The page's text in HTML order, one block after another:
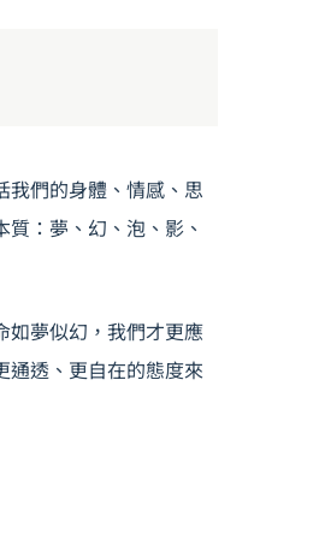
我們的身體、情感、思
：夢、幻、泡、影、
如夢似幻，我們才更應
通透、更自在的態度來